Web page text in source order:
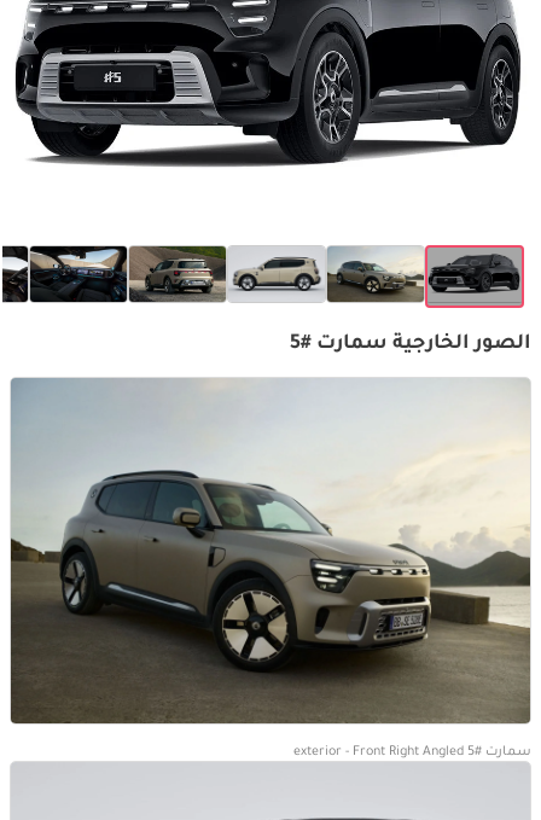
الصور الخارجية سمارت #5
سمارت #5 exterior - Front Right Angled